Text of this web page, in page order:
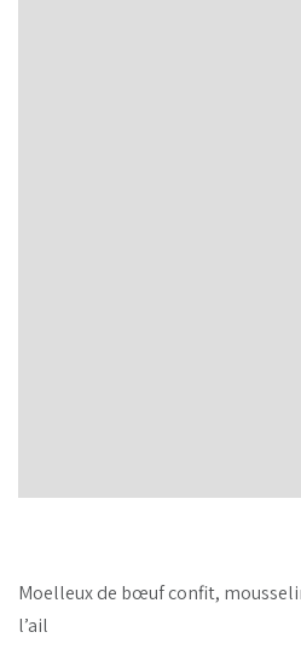
Moelleux de bœuf confit,
l’ail